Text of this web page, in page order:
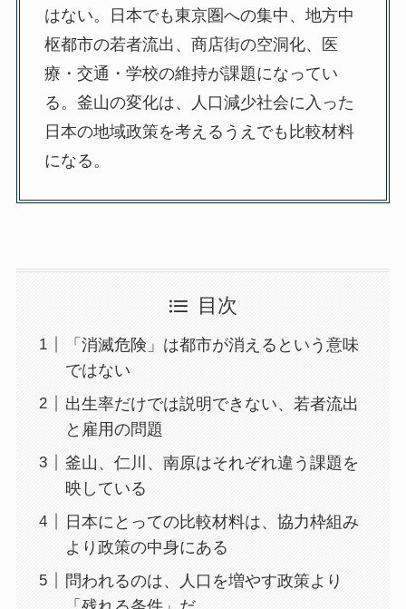
はない。日本でも東京圏への集中、地方中
枢都市の若者流出、商店街の空洞化、医
療・交通・学校の維持が課題になってい
る。釜山の変化は、人口減少社会に入った
日本の地域政策を考えるうえでも比較材料
になる。
目次
「消滅危険」は都市が消えるという意味
ではない
出生率だけでは説明できない、若者流出
と雇用の問題
釜山、仁川、南原はそれぞれ違う課題を
映している
日本にとっての比較材料は、協力枠組み
より政策の中身にある
問われるのは、人口を増やす政策より